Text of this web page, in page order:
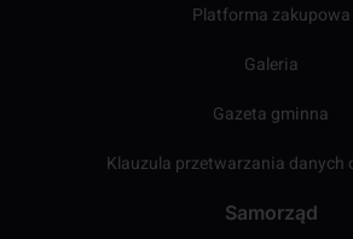
Platforma zakupowa
Galeria
Gazeta gminna
Klauzula przetwarzania danych
Samorząd